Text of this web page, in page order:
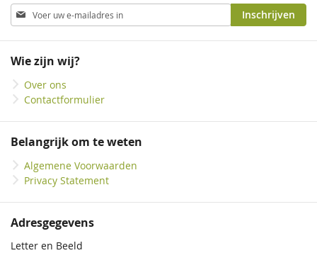
Abonneer
u
op
nieuwsbrief
Inschrijven
Wie zijn wij?
Over ons
Contactformulier
Belangrijk om te weten
Algemene Voorwaarden
Privacy Statement
Adresgegevens
Letter en Beeld